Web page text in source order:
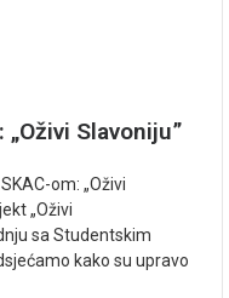
Slavoniju”
om: „Oživi
„Oživi
sa Studentskim
kako su upravo